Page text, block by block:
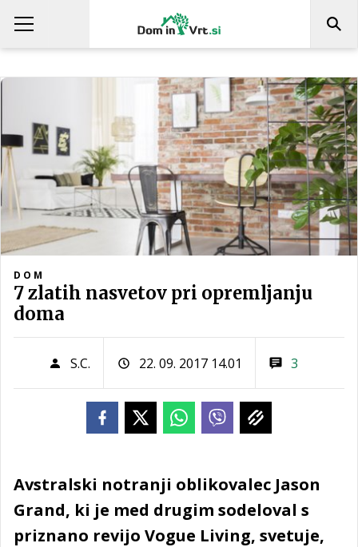
DOM
7 zlatih nasvetov pri opremljanju
doma
S.C. 22. 09. 2017 14.01 3
Avstralski notranji oblikovalec Jason
Grand, ki je med drugim sodeloval s
priznano revijo Vogue Living, svetuje,